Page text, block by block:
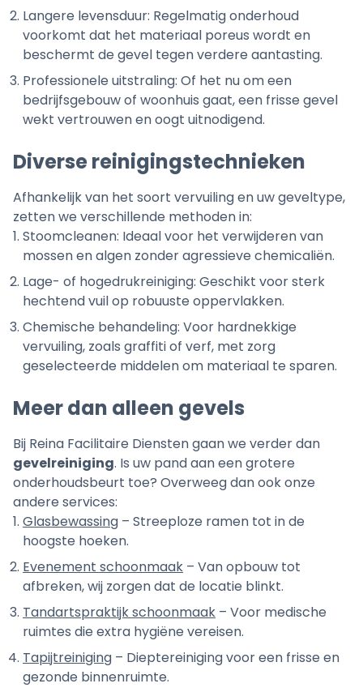
Langere levensduur: Regelmatig onderhoud
voorkomt dat het materiaal poreus wordt en
beschermt de gevel tegen verdere aantasting.
Professionele uitstraling: Of het nu om een
bedrijfsgebouw of woonhuis gaat, een frisse gevel
wekt vertrouwen en oogt uitnodigend.
Diverse reinigingstechnieken
Afhankelijk van het soort vervuiling en uw geveltype,
zetten we verschillende methoden in:
Stoomcleanen: Ideaal voor het verwijderen van
mossen en algen zonder agressieve chemicaliën.
Lage- of hogedrukreiniging: Geschikt voor sterk
hechtend vuil op robuuste oppervlakken.
Chemische behandeling: Voor hardnekkige
vervuiling, zoals graffiti of verf, met zorg
geselecteerde middelen om materiaal te sparen.
Meer dan alleen gevels
Bij Reina Facilitaire Diensten gaan we verder dan
gevelreiniging. Is uw pand aan een grotere
onderhoudsbeurt toe? Overweeg dan ook onze
andere services:
Glasbewassing – Streeploze ramen tot in de
hoogste hoeken.
Evenement schoonmaak – Van opbouw tot
afbreken, wij zorgen dat de locatie blinkt.
Tandartspraktijk schoonmaak – Voor medische
ruimtes die extra hygiëne vereisen.
Tapijtreiniging – Dieptereiniging voor een frisse en
gezonde binnenruimte.